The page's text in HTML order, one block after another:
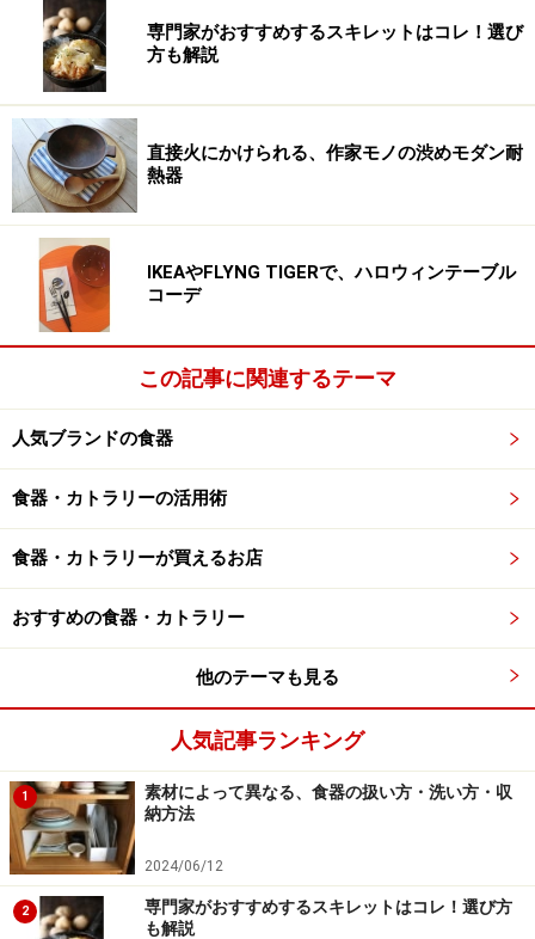
日常使いも華やかなシーンにも
温かみのある木の素材は食材以外の物も映えます
サイズの違う2つを重ねて使うと更に豪華に。私はこの
コンポート皿が大好きで、見るとついつい手に取って欲
しくなり、家に連れて帰ってしまいます。そして、しま
い込まずにインテリアとしてそのままチェストの上に置
いてグリーンを飾ったり、細々したものを置くトレー変
わりに使ったりして楽しんでいます。
2段に重ねると更に豪華に
丁度今の時期はクリスマスパーティーや忘年会などに向
ます。
なのでぜひお気に入りのコンポート皿を探してみて下さ
いね
【関連記事】
木製カッティングボード（まな板）のおしゃれな使
い方
秋に使いたい布ものの選ぶポイント
専門家がおすすめするスキレットはコレ！選び
方も解説
直接火にかけられる、作家モノの渋めモダン耐
熱器
IKEAやFLYNG TIGERで、ハロウィンテーブル
コーデ
この記事に関連するテーマ
人気ブランドの食器
食器・カトラリーの活用術
食器・カトラリーが買えるお店
おすすめの食器・カトラリー
他のテーマも見る
人気記事ランキング
1
素材によって異なる、食器の扱い方・洗い方・収
納方法
2024/06/12
2
専門家がおすすめするスキレットはコレ！選び方
も解説